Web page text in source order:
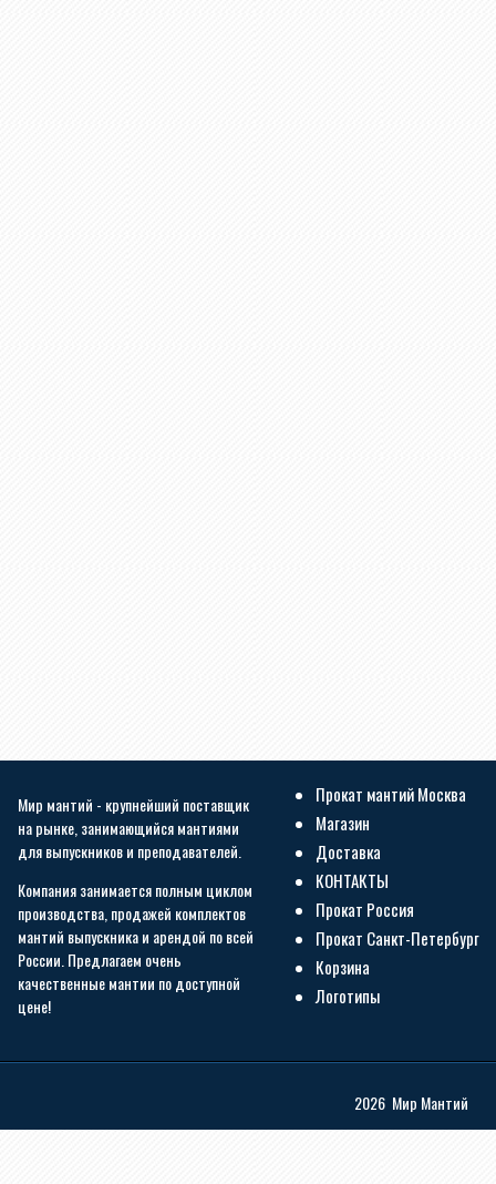
Мир мантий - крупнейший поставщик
на рынке, занимающийся мантиями
для выпускников и преподавателей.
Компания занимается полным циклом
производства, продажей комплектов
мантий выпускника и арендой по всей
России. Предлагаем очень
качественные мантии по доступной
цене!
Прокат мантий Москва
Магазин
Доставка
КОНТАКТЫ
Прокат Россия
Прокат Санкт-Петербург
Корзина
Логотипы
2026 Мир Мантий